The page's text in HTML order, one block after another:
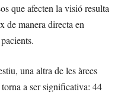
que afecten la visió resulta
de manera directa en
una altra de les àrees
a ser significativa: 44